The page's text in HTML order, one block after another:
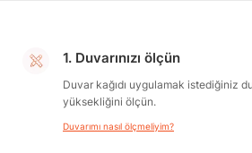
1. Duvarınızı ölçün
Duvar kağıdı uygulamak istediğiniz
yüksekliğini ölçün.
Duvarımı nasıl ölçmeliyim?